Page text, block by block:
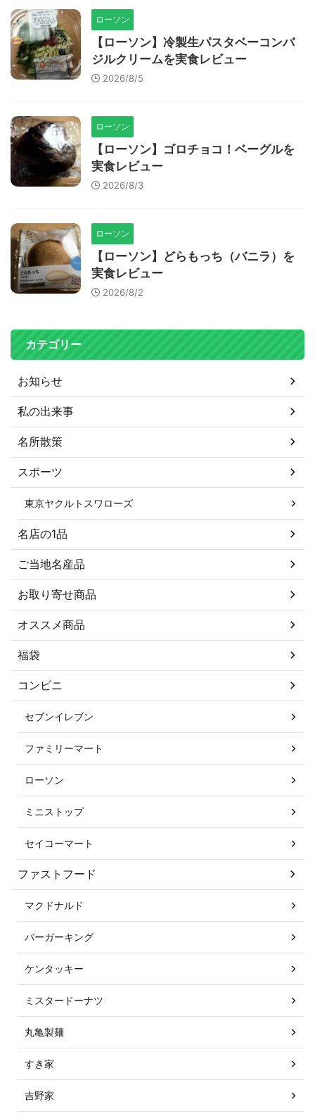
ローソン
【ローソン】冷製生パスタベーコンバ
ジルクリームを実食レビュー
2026/8/5
ローソン
【ローソン】ゴロチョコ！ベーグルを
実食レビュー
2026/8/3
ローソン
【ローソン】どらもっち（バニラ）を
実食レビュー
2026/8/2
カテゴリー
お知らせ
私の出来事
名所散策
スポーツ
東京ヤクルトスワローズ
名店の1品
ご当地名産品
お取り寄せ商品
オススメ商品
福袋
コンビニ
セブンイレブン
ファミリーマート
ローソン
ミニストップ
セイコーマート
ファストフード
マクドナルド
バーガーキング
ケンタッキー
ミスタードーナツ
丸亀製麺
すき家
吉野家